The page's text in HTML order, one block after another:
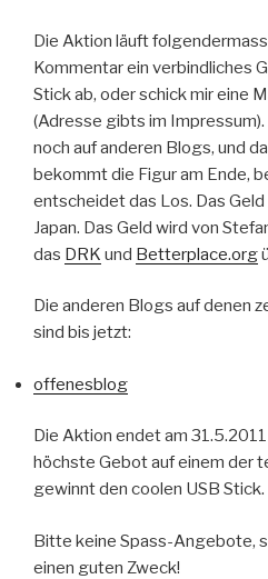
Die Aktion läuft
Kommentar ein verbindliches
Stick ab, oder schick mir eine
(Adresse gibts im
noch auf anderen Blogs, und
bekommt die Figur am Ende,
entscheidet das Los. Das
Japan. Das Geld wird von
das DRK und Betterplace.org
Die anderen Blogs auf denen
sind bis jetzt:
offenesblog
Die Aktion endet am
höchste Gebot auf einem der
gewinnt den coolen USB Stick.
Bitte keine Spass-Angebote,
einen guten Zweck!